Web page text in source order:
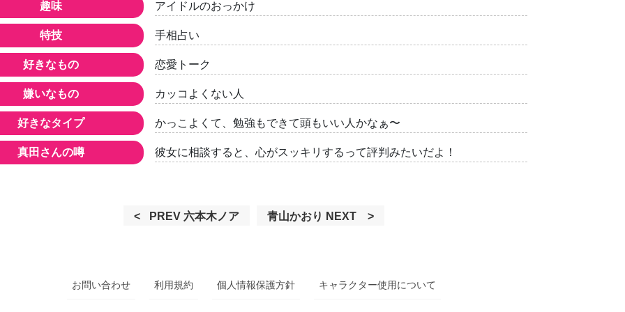
趣味 アイドルのおっかけ
特技 手相占い
好きなもの 恋愛トーク
嫌いなもの カッコよくない人
好きなタイプ かっこよくて、勉強もできて頭もいい人かなぁ〜
真田さんの噂 彼女に相談すると、心がスッキリするって評判みたいだよ！
PREV Previous
六本木ノア
Next
青山かおり NEXT
お問い合わせ 利用規約 個人情報保護方針 キャラクター使用について